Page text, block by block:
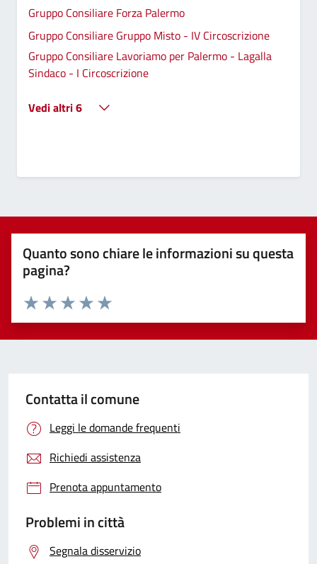
Gruppo Consiliare Forza Palermo
Gruppo Consiliare Gruppo Misto - IV Circoscrizione
Gruppo Consiliare Lavoriamo per Palermo - Lagalla
Sindaco - I Circoscrizione
Vedi altri 6
Quanto sono chiare le informazioni su questa
pagina?
Valuta 5 stelle su 5
Valuta 4 stelle su 5
Valuta 3 stelle su 5
Valuta 2 stelle su 5
Valuta 1 stelle su 5
Contatta il comune
Leggi le domande frequenti
Richiedi assistenza
Prenota appuntamento
Problemi in città
Segnala disservizio